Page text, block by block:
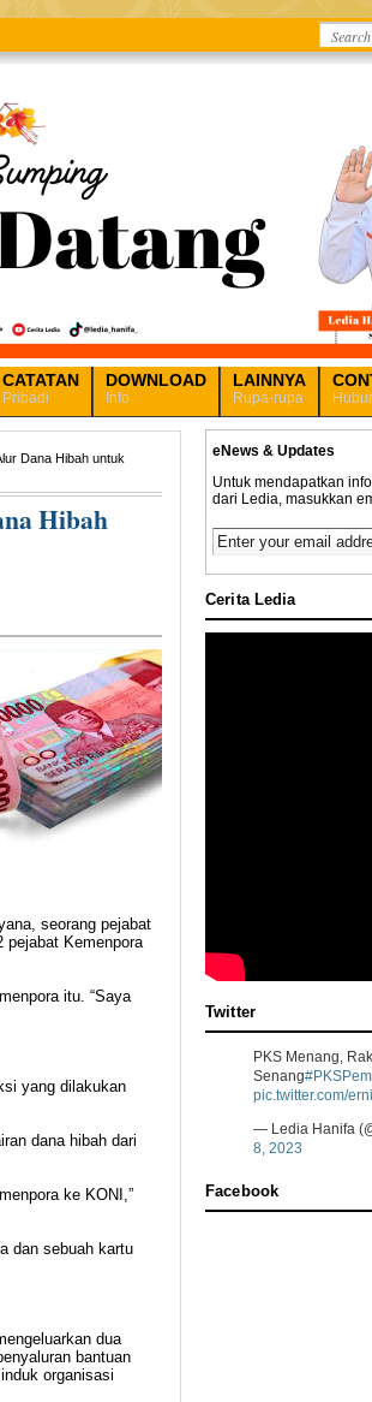
CATATAN
Pribadi
DOWNLOAD
Info
LAINNYA
Rupa-rupa
Dana Hibah untuk
Hibah
seorang pejabat
pejabat Kemenpora
itu. “Saya
yang dilakukan
dana hibah dari
ke KONI,”
dan sebuah kartu
dua
bantuan
organisasi
eNews & Updates
Untuk mendapatkan
dari Ledia, masukkan
Cerita Ledia
Twitter
PKS Menang,
Senang
pic.twitter.com/
— Ledia Hanifa
8, 2023
Facebook